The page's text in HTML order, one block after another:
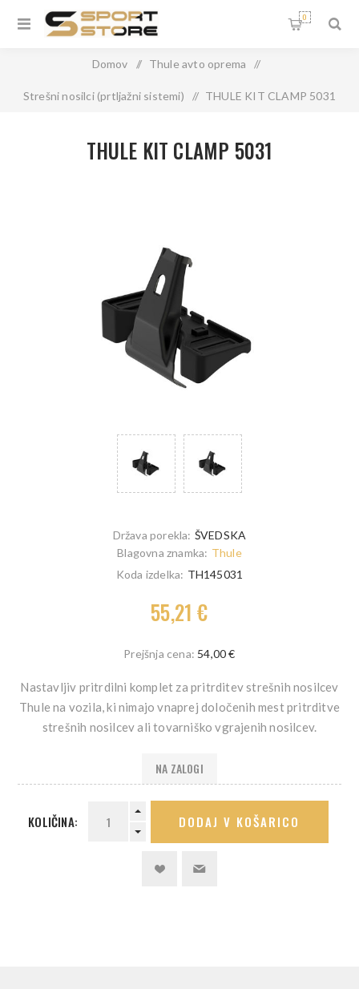
0
Domov / Thule avto oprema /
Strešni nosilci (prtljažni sistemi) / THULE KIT CLAMP 5031
Država porekla: ŠVEDSKA
THULE KIT CLAMP 5031
Blagovna znamka: Thule
Koda izdelka: TH145031
55,21 €
Prejšnja cena: 54,00 €
Nastavljiv pritrdilni komplet za pritrditev strešnih nosilcev
Thule na vozila, ki nimajo vnaprej določenih mest pritrditve
strešnih nosilcev ali tovarniško vgrajenih nosilcev.
NA ZALOGI
KOLIČINA: DODAJ V KOŠARICO